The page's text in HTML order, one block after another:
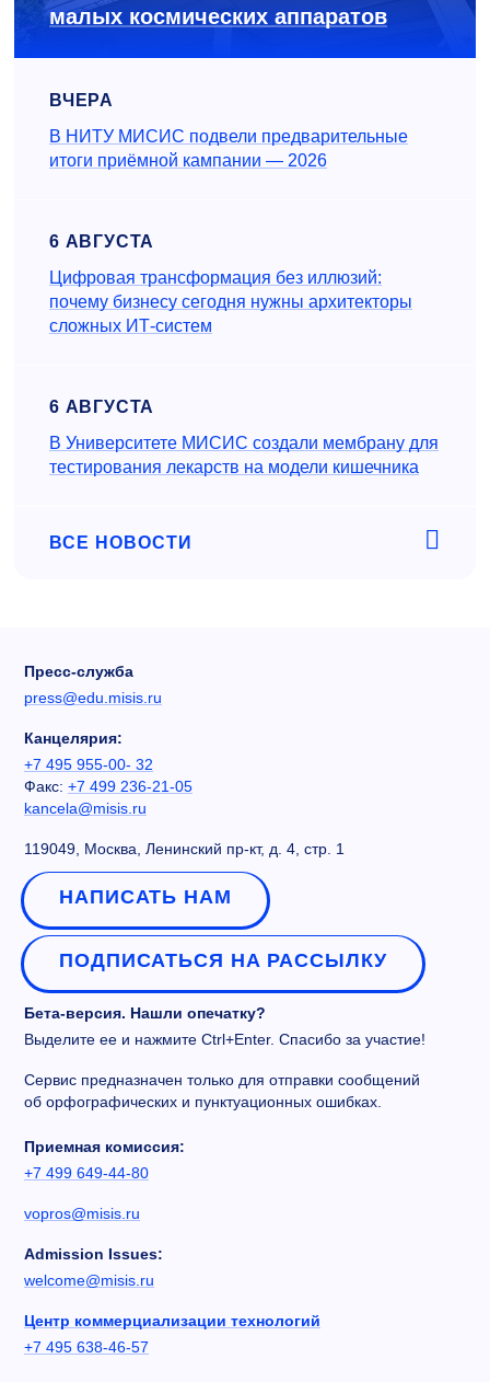
малых космических аппаратов
ВЧЕРА
В НИТУ МИСИС подвели предварительные
итоги приёмной кампании — 2026
6 АВГУСТА
Цифровая трансформация без иллюзий:
почему бизнесу сегодня нужны архитекторы
сложных ИТ-систем
6 АВГУСТА
В Университете МИСИС создали мембрану для
тестирования лекарств на модели кишечника
ВСЕ НОВОСТИ
Пресс-служба
press@edu.misis.ru
Канцелярия:
+7 495 955-00- 32
Факс: +7 499 236-21-05
kancela@misis.ru
119049, Москва, Ленинский пр-кт, д. 4, стр. 1
НАПИСАТЬ НАМ
ПОДПИСАТЬСЯ НА РАССЫЛКУ
Бета-версия. Нашли опечатку?
Выделите ее и нажмите Ctrl+Enter. Спасибо за участие!
Сервис предназначен только для отправки сообщений
об орфографических и пунктуационных ошибках.
Приемная комиссия:
+7 499 649-44-80
vopros@misis.ru
Admission Issues:
welcome@misis.ru
Центр коммерциализации технологий
+7 495 638-46-57